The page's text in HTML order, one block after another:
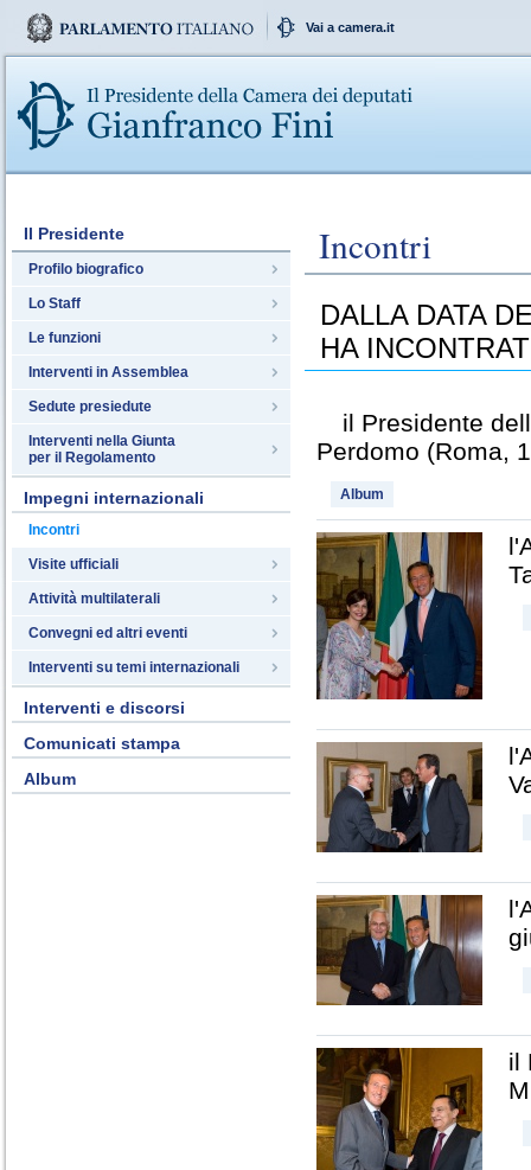
Vai a camera.it
Il Presidente
Profilo biografico
Lo Staff
Le funzioni
Interventi in Assemblea
Sedute presiedute
Interventi nella Giunta
per il Regolamento
Impegni internazionali
Incontri
Visite ufficiali
Attività multilaterali
Convegni ed altri eventi
Interventi su temi internazionali
Interventi e discorsi
Comunicati stampa
Album
Incontri
DALLA DATA
HA
il Presidente
Perdomo (Roma,
Album
il